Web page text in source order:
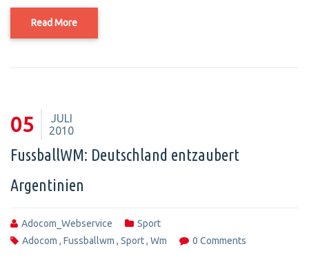
Read More
05
JULI
2010
FussballWM: Deutschland entzaubert
Argentinien
Adocom_Webservice
Sport
Adocom , Fussballwm , Sport, Wm 0 Comments